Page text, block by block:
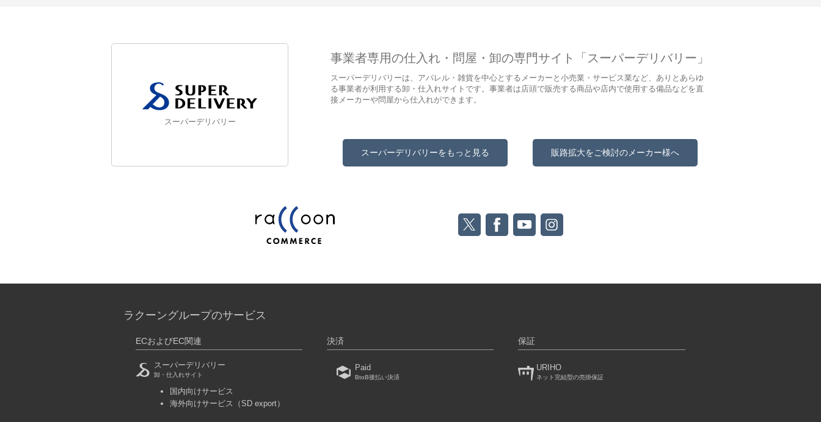
スーパーデリバリー
事業者専用の仕入れ・問屋・卸の専門サイト「スーパーデリバリー」
スーパーデリバリーは、アパレル・雑貨を中心とするメーカーと小売業・サービス業など、ありとあらゆ
る事業者が利用する卸・仕入れサイトです。事業者は店頭で販売する商品や店内で使用する備品などを直
接メーカーや問屋から仕入れができます。
スーパーデリバリーをもっと見る 販路拡大をご検討のメーカー様へ
ラクーングループのサービス
ECおよびEC関連
スーパーデリバリー
卸・仕入れサイト
国内向けサービス
海外向けサービス
（SD export）
決済
Paid
BtoB後払い決済
保証
URIHO
ネット完結型の売掛保証